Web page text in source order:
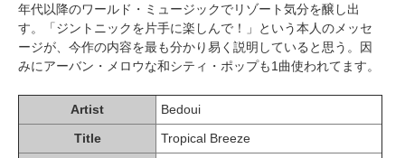
年代以降のワールド・ミュージックでリゾート気分を醸し出
す。「ジントニックを片手に楽しんで！」という本人のメッセ
ージが、今作の内容を最も分かり易く説明していると思う。因
みにアーバン・メロウな和シティ・ポップも1曲使われてます。
Artist
Bedoui
Title
Tropical Breeze